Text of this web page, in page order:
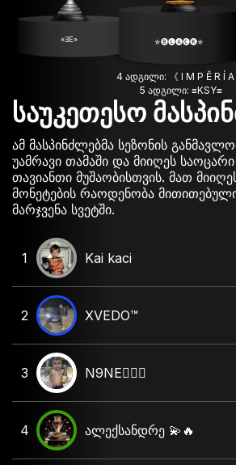
✯🅑🅛🅐🅒🅚✯
«ƎE»
4 ადგილი: 《 I M P Ě R Í A
5 ადგილი: ≡KSY≡
საუკეთესო
ამ მასპინძლებმა სეზონის
უამრავი თამაში და მიიღეს
თავიანთი მუშაობისთვის. მათ
მონეტების რაოდენობა
მარჯვენა სვეტში.
1 Kai kaci
2 XVEDO™
3 N9NE🧛🏻‍♂️
4 ალექსანდრე 💫🔥